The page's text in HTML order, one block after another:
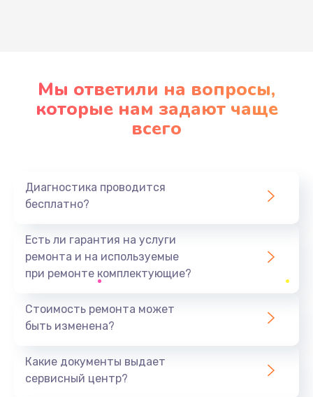
Мы ответили на вопросы,
которые нам задают чаще
всего
Диагностика проводится
бесплатно?
Есть ли гарантия на услуги
ремонта и на используемые
при ремонте комплектующие?
Стоимость ремонта может
быть изменена?
Какие документы выдает
сервисный центр?